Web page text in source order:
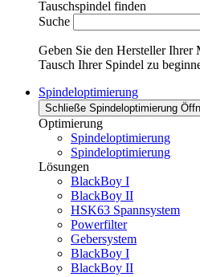
Tauschspindel finden
Suche
Geben Sie den Hersteller Ihrer
Tausch Ihrer Spindel zu
Spindeloptimierung
Schließe Spindeloptimierung
Optimierung
Spindeloptimierung
Spindeloptimierung
Lösungen
BlackBoy I
BlackBoy II
HSK63 Spannsystem
Powerfilter
Gebersystem
BlackBoy I
BlackBoy II